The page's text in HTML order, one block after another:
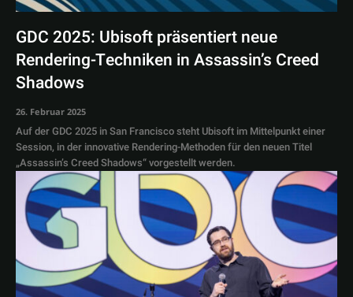
GDC 2025: Ubisoft präsentiert neue
Rendering-Techniken in Assassin’s Creed
Shadows
26. Februar 2025
Auf der GDC 2025 in San Francisco steht Ubisoft im Mittelpunkt einer
Session, in der innovative Rendering-Methoden für den neuen Titel
„Assassin’s Creed Shadows“ vorgestellt werden.